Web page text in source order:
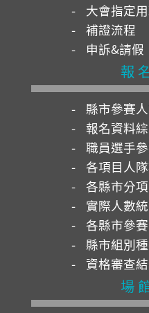
大會指定
補證流程
申訴&請假
報
縣市參賽
報名資料
職員選手
各項目人
各縣市分
實際人數
各縣市參
縣市組別
資格審查
場